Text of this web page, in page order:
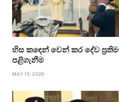
හිස කඳෙන් වෙන් කර දේව
පළිගැනීම
MAY 15, 2026